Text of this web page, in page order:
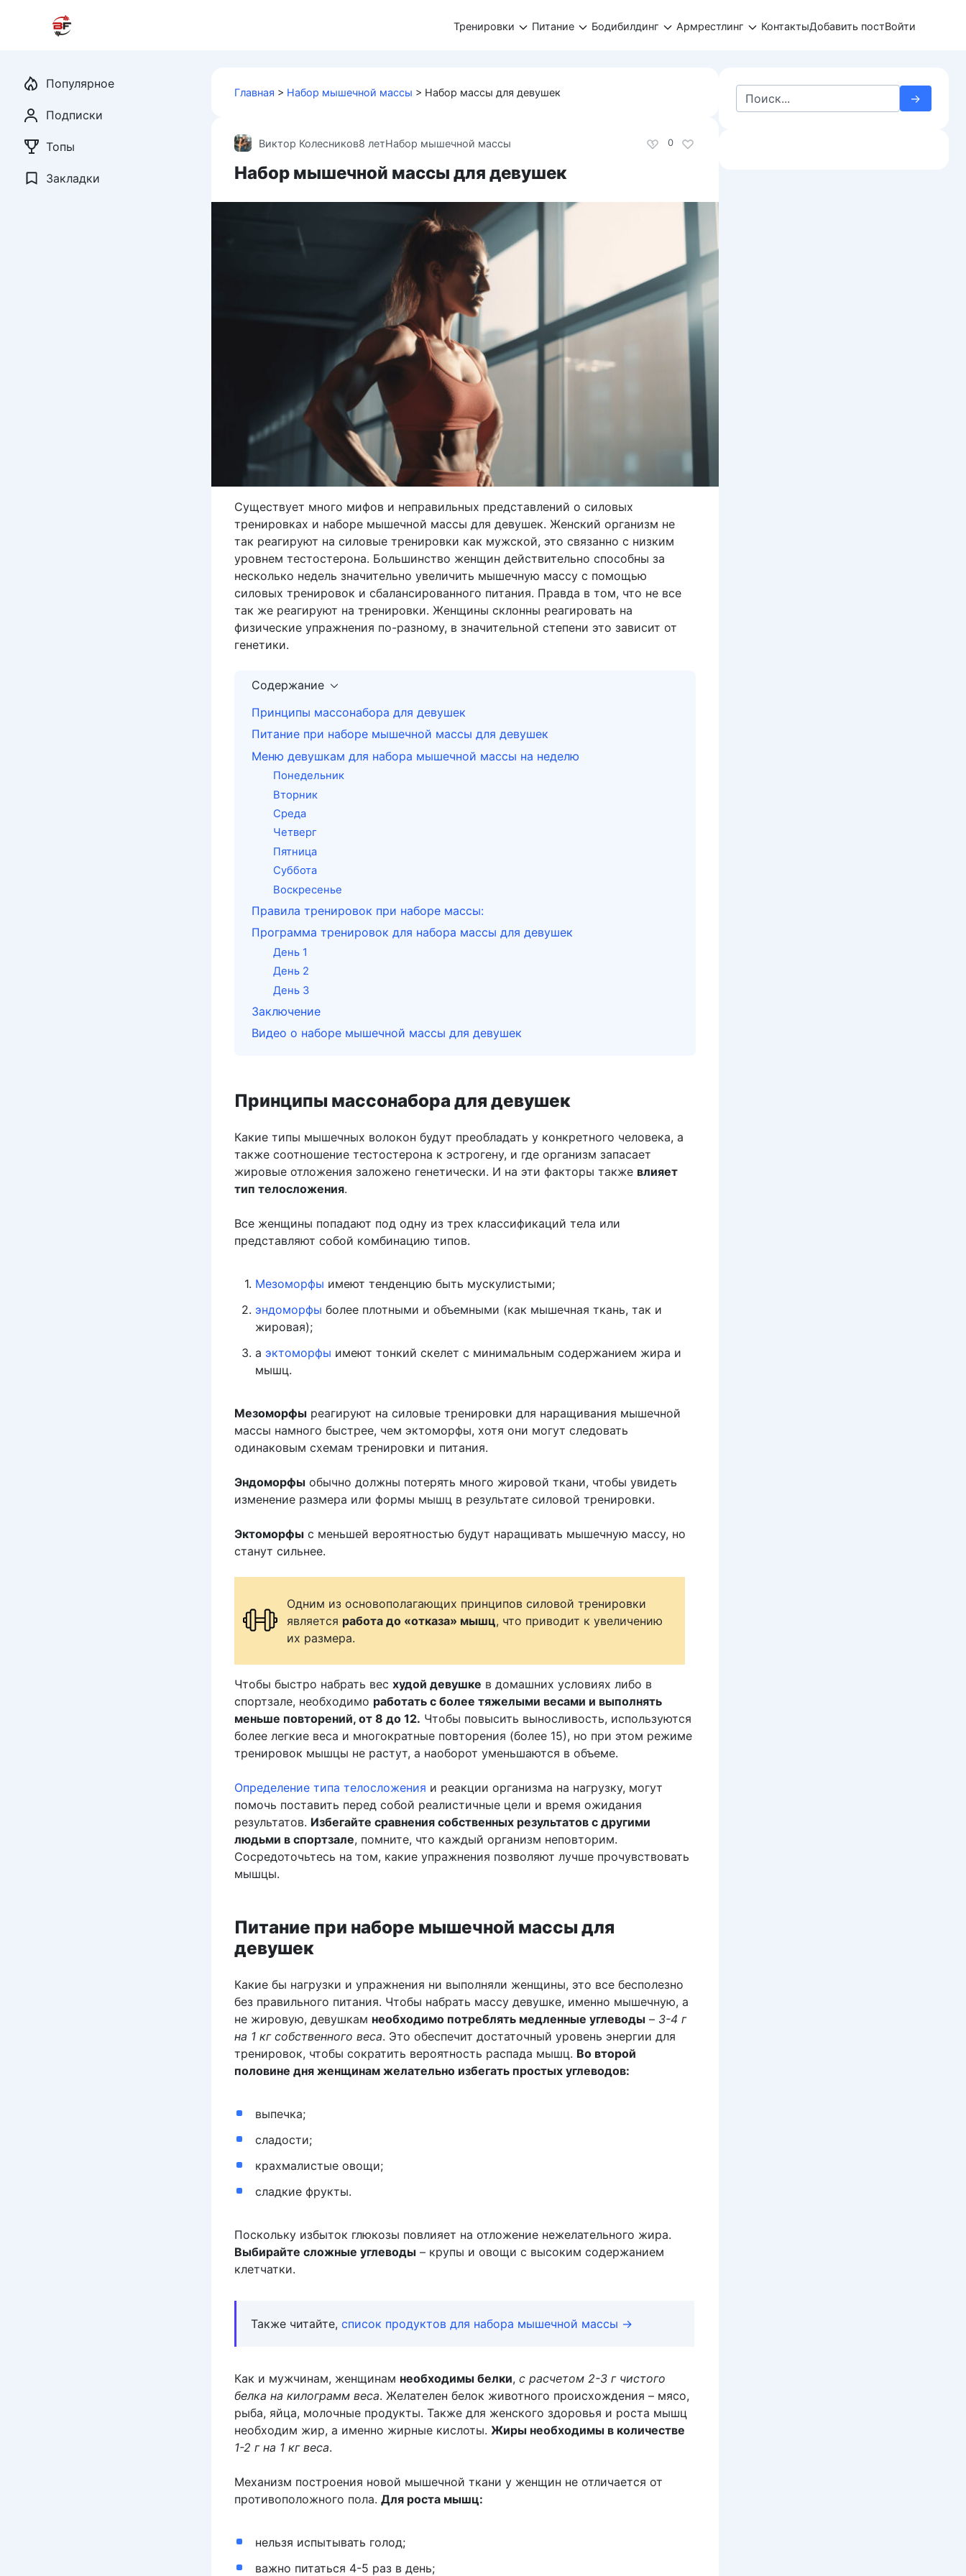
Тренировки Питание Бодибилдинг Армрестлинг КонтактыДобавить постВойти
Главная > Набор мышечной массы > Набор массы для девушек
0
Виктор Колесников8 летНабор мышечной массы
Набор мышечной массы для девушек
Существует много мифов и неправильных представлений о силовых
тренировках и наборе мышечной массы для девушек. Женский организм не
так реагируют на силовые тренировки как мужской, это связанно с низким
уровнем тестостерона. Большинство женщин действительно способны за
несколько недель значительно увеличить мышечную массу с помощью
силовых тренировок и сбалансированного питания. Правда в том, что не все
так же реагируют на тренировки. Женщины склонны реагировать на
физические упражнения по-разному, в значительной степени это зависит от
генетики.
Содержание
Принципы массонабора для девушек
Питание при наборе мышечной массы для девушек
Меню девушкам для набора мышечной массы на неделю
Понедельник
Вторник
Среда
Четверг
Пятница
Суббота
Воскресенье
Правила тренировок при наборе массы:
Программа тренировок для набора массы для девушек
День 1
День 2
День 3
Заключение
Видео о наборе мышечной массы для девушек
Принципы массонабора для девушек
Какие типы мышечных волокон будут преобладать у конкретного человека, а
также соотношение тестостерона к эстрогену, и где организм запасает
жировые отложения заложено генетически. И на эти факторы также влияет
тип телосложения.
Все женщины попадают под одну из трех классификаций тела или
представляют собой комбинацию типов.
Мезоморфы имеют тенденцию быть мускулистыми;
эндоморфы более плотными и объемными (как мышечная ткань, так и
жировая);
а эктоморфы имеют тонкий скелет с минимальным содержанием жира и
мышц.
Мезоморфы реагируют на силовые тренировки для наращивания мышечной
массы намного быстрее, чем эктоморфы, хотя они могут следовать
одинаковым схемам тренировки и питания.
Эндоморфы обычно должны потерять много жировой ткани, чтобы увидеть
изменение размера или формы мышц в результате силовой тренировки.
Эктоморфы с меньшей вероятностью будут наращивать мышечную массу, но
станут сильнее.
Одним из основополагающих принципов силовой тренировки
является работа до «отказа» мышц, что приводит к увеличению
их размера.
Чтобы быстро набрать вес худой девушке в домашних условиях либо в
спортзале, необходимо работать с более тяжелыми весами и выполнять
меньше повторений, от 8 до 12. Чтобы повысить выносливость, используются
более легкие веса и многократные повторения (более 15), но при этом режиме
тренировок мышцы не растут, а наоборот уменьшаются в объеме.
Определение типа телосложения и реакции организма на нагрузку, могут
помочь поставить перед собой реалистичные цели и время ожидания
результатов. Избегайте сравнения собственных результатов с другими
людьми в спортзале, помните, что каждый организм неповторим.
Сосредоточьтесь на том, какие упражнения позволяют лучше прочувствовать
мышцы.
Питание при наборе мышечной массы для
девушек
Какие бы нагрузки и упражнения ни выполняли женщины, это все бесполезно
без правильного питания. Чтобы набрать массу девушке, именно мышечную, а
не жировую, девушкам необходимо потреблять медленные углеводы – 3-4 г
на 1 кг собственного веса. Это обеспечит достаточный уровень энергии для
тренировок, чтобы сократить вероятность распада мышц. Во второй
половине дня женщинам желательно избегать простых углеводов:
выпечка;
сладости;
крахмалистые овощи;
сладкие фрукты.
Поскольку избыток глюкозы повлияет на отложение нежелательного жира.
Выбирайте сложные углеводы – крупы и овощи с высоким содержанием
клетчатки.
Также читайте, список продуктов для набора мышечной массы →
Как и мужчинам, женщинам необходимы белки, с расчетом 2-3 г чистого
белка на килограмм веса. Желателен белок животного происхождения – мясо,
рыба, яйца, молочные продукты. Также для женского здоровья и роста мышц
необходим жир, а именно жирные кислоты. Жиры необходимы в количестве
1-2 г на 1 кг веса.
Механизм построения новой мышечной ткани у женщин не отличается от
противоположного пола. Для роста мышц:
нельзя испытывать голод;
важно питаться 4-5 раз в день;
Популярное
Подписки
Топы
Закладки
Search
for: